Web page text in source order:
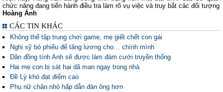
chức năng đang tiến hành điều tra làm rõ vụ việc và truy bắt các đối tượng
Hoàng Ánh
CÁC TIN KHÁC
Không thể tập trung chơi game, mẹ giết chết con gái
Nghị sỹ bỏ phiếu để tăng lương cho… chính mình
Dân đồng tính Anh sẽ được làm đám cưới truyền thống
Hai mẹ con bị sát hại dã man ngay trong nhà
Đề Lý khó đạt điểm cao
Phụ nữ chân nhỏ hấp dẫn đàn ông hơn